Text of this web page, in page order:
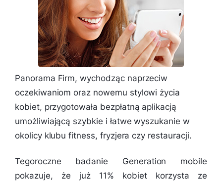
Panorama Firm, wychodząc naprzeciw
oczekiwaniom oraz nowemu stylowi życia
kobiet, przygotowała bezpłatną aplikacją
umożliwiającą szybkie i łatwe wyszukanie w
okolicy klubu fitness, fryzjera czy restauracji.
Tegoroczne badanie Generation mobile
pokazuje, że już 11% kobiet korzysta ze